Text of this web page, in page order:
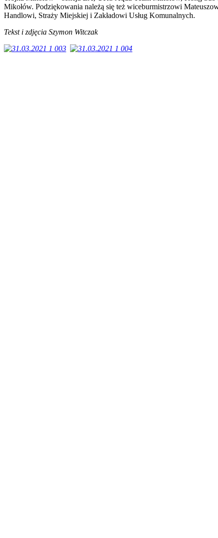
Mikołów. Podziękowania należą się też wiceburmistrzowi
Handlowi, Straży Miejskiej i Zakładowi Usług Komunalnych.
Tekst i zdjęcia Szymon Witczak